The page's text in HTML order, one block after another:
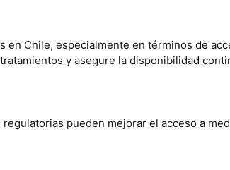
Chile, especialmente en términos de
y asegure la disponibilidad
pueden mejorar el acceso a